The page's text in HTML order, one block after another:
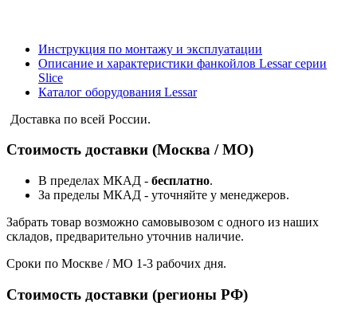
Инструкция по монтажу и эксплуатации
Описание и характеристики фанкойлов Lessar серии
Slice
Каталог оборудования Lessar
Доставка по всей России.
Стоимость доставки (Москва / МО)
В пределах МКАД - бесплатно.
За пределы МКАД - уточняйте у менеджеров.
Забрать товар возможно самовывозом с одного из наших
складов, предварительно уточнив наличие.
Сроки по Москве / МО 1-3 рабочих дня.
Стоимость доставки (регионы РФ)